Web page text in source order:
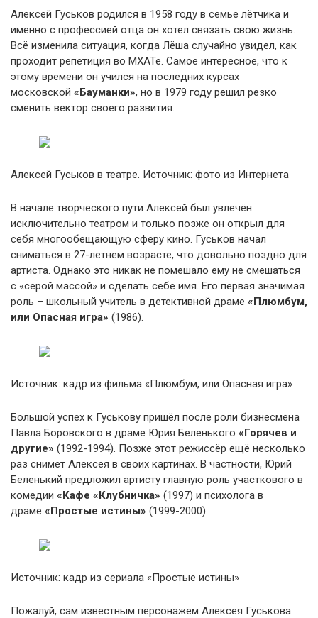
Алексей Гуськов родился в 1958 году в семье лётчика и
именно с профессией отца он хотел связать свою жизнь.
Всё изменила ситуация, когда Лёша случайно увидел, как
проходит репетиция во МХАТе. Самое интересное, что к
этому времени он учился на последних курсах
московской «Бауманки», но в 1979 году решил резко
сменить вектор своего развития.
Алексей Гуськов в театре. Источник: фото из Интернета
В начале творческого пути Алексей был увлечён
исключительно театром и только позже он открыл для
себя многообещающую сферу кино. Гуськов начал
сниматься в 27-летнем возрасте, что довольно поздно для
артиста. Однако это никак не помешало ему не смешаться
с «серой массой» и сделать себе имя. Его первая значимая
роль – школьный учитель в детективной драме «Плюмбум,
или Опасная игра» (1986).
Источник: кадр из фильма «Плюмбум, или Опасная игра»
Большой успех к Гуськову пришёл после роли бизнесмена
Павла Боровского в драме Юрия Беленького «Горячев и
другие» (1992-1994). Позже этот режиссёр ещё несколько
раз снимет Алексея в своих картинах. В частности, Юрий
Беленький предложил артисту главную роль участкового в
комедии «Кафе «Клубничка» (1997) и психолога в
драме «Простые истины» (1999-2000).
Источник: кадр из сериала «Простые истины»
Пожалуй, сам известным персонажем Алексея Гуськова